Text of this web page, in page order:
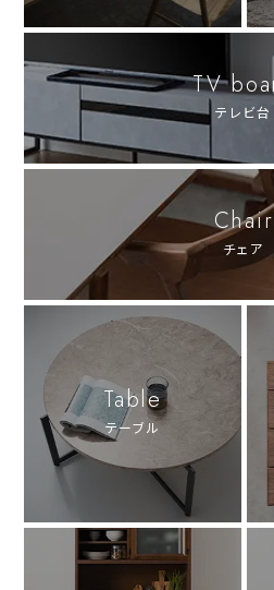
TV
テレビ台
Chair
チェア
Table
テーブル